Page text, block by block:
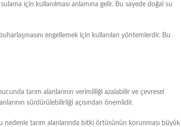
için kullanılması anlamına gelir. Bu sayede doğal su
engellemek için kullanılan yöntemlerdir. Bu
tarım alanlarının verimliliği azalabilir ve çevresel
sürdürülebilirliği açısından önemlidir.
nedenle tarım alanlarında bitki örtüsünün korunması büyük